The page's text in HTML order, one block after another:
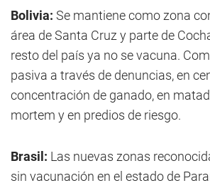
Bolivia: Se mantiene como zona
área de Santa Cruz y parte de
resto del país ya no se vacuna.
pasiva a través de denuncias, en
concentración de ganado, en
mortem y en predios de riesgo.
Brasil: Las nuevas zonas
sin vacunación en el estado de